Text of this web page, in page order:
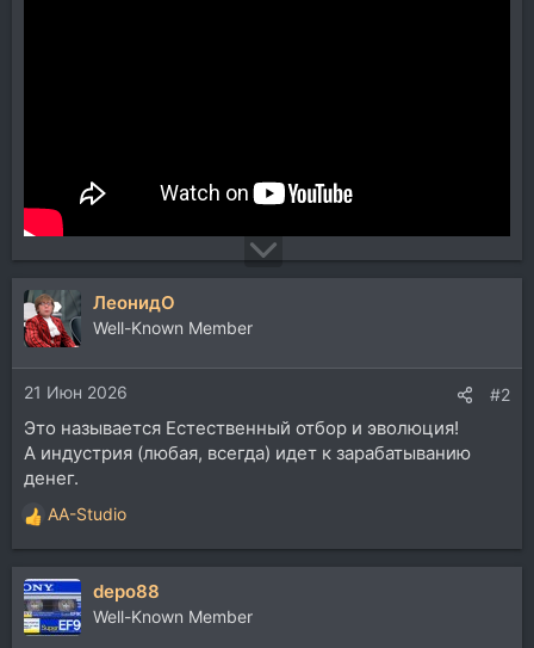
ЛеонидО
Well-Known Member
21 Июн 2026 #2
Это называется Естественный отбор и эволюция!
А индустрия (любая, всегда) идет к зарабатыванию
денег.
Р
е
а
к
ц
и
AA-Studio
depo88
Well-Known Member